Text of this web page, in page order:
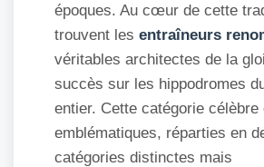
époques. Au cœur de cette
trouvent les entraîneurs
véritables architectes de la
succès sur les hippodromes
entier. Cette catégorie célèbre
emblématiques, réparties en
catégories distinctes mais